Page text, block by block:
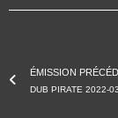
ÉMISSION
DUB PIRATE 2022-